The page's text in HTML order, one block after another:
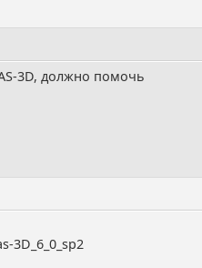
3D, должно помочь
3D_6_0_sp2